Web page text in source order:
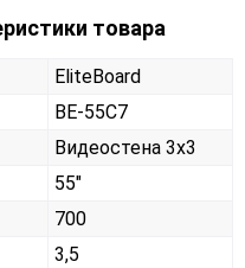
товара
EliteBoard
BE-55C7
Видеостена 3х3
55"
700
3,5